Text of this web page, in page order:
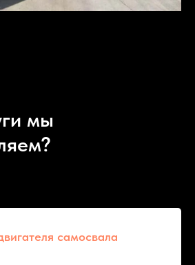
мы
самосвала